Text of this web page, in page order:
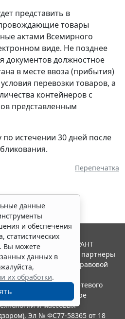
представить в
товары
актами Всемирного
виде. Не позднее
документов должностное
в месте ввоза (прибытия)
перевозки товаров, а
контейнеров с
представленным
по истечении 30 дней после
Перепечатка
данные
и обеспечения
статистических
Вы можете
данных в
их обработки.
2026. Система ГАРАНТ
Компания "Гарант" и ее партнеры
ассоциации правовой
в качестве сетевого
по надзору в сфере
и массовых
Эл № ФС77-58365 от 18